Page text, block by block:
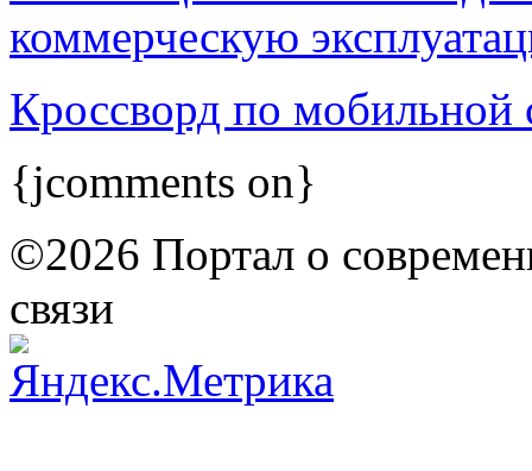
коммерческую
Кроссворд по мобильной
{jcomments on}
©2026 Портал о
связи